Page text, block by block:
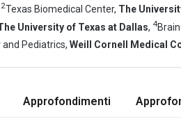
2Texas Biomedical Center, The
University of Texas at Dallas, 4
Pediatrics, Weill Cornell Medical
Approfondimenti